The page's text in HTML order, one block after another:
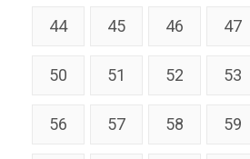
44 45 46 47
50 51 52 53
56 57 58 59